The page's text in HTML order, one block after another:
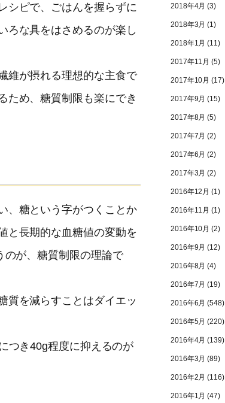
シピで、ごはんを握らずに
ろな具をはさめるのが楽し
維が摂れる理想的な主食で
ため、糖質制限も楽にでき
、糖という字がつくことか
と長期的な血糖値の変動を
のが、糖質制限の理論で
質を減らすことはダイエッ
つき40g程度に抑えるのが
2018年4月 (3)
2018年3月 (1)
2018年1月 (11)
2017年11月 (5)
2017年10月 (17)
2017年9月 (15)
2017年8月 (5)
2017年7月 (2)
2017年6月 (2)
2017年3月 (2)
2016年12月 (1)
2016年11月 (1)
2016年10月 (2)
2016年9月 (12)
2016年8月 (4)
2016年7月 (19)
2016年6月 (548)
2016年5月 (220)
2016年4月 (139)
2016年3月 (89)
2016年2月 (116)
2016年1月 (47)